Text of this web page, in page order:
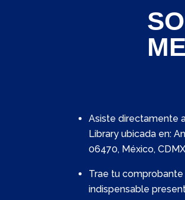
Asiste directamente
Library ubicada en:
06470, México,
Trae tu
indispensable